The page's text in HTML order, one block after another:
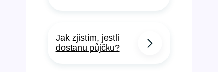
Jak zjistím, jestli
dostanu půjčku?